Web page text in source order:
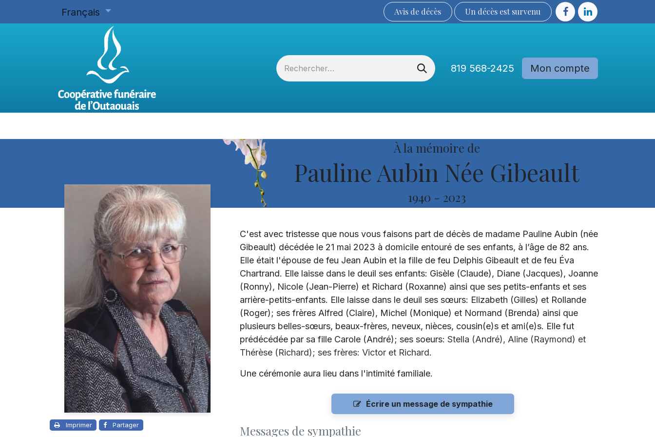
Français Avis de décès Un décès est sur​​​​​​​​ve​nu​​​​​​​​​​
819 568-2425 Mon compte
À la mémoire de
Pauline Aubin Née Gibeault
1940 - 2023
Imprimer Partager
C'est avec tristesse que nous vous faisons part de décès de madame Pauline Aubin (née
Gibeault) décédée le 21 mai 2023 à domicile entouré de ses enfants, à l’âge de 82 ans.
Elle était l'épouse de feu Jean Aubin et la fille de feu Delphis Gibeault et de feu Éva
Chartrand. Elle laisse dans le deuil ses enfants: Gisèle (Claude), Diane (Jacques), Joanne
(Ronny), Nicole (Jean-Pierre) et Richard (Roxanne) ainsi que ses petits-enfants et ses
arrière-petits-enfants. Elle laisse dans le deuil ses sœurs: Elizabeth (Gilles) et Rollande
(Roger); ses frères Alfred (Claire), Michel (Monique) et Normand (Brenda) ainsi que
plusieurs belles-sœurs, beaux-frères, neveux, nièces, cousin(e)s et ami(e)s. Elle fut
prédécédée par sa fille Carole (André); ses soeurs: Stella (André), Aline (Raymond) et
Thérèse (Richard); ses frères: Victor et Richard.
Une cérémonie aura lieu dans l'intimité familiale.
Écrire un message de sympathie
Messages de sympathie